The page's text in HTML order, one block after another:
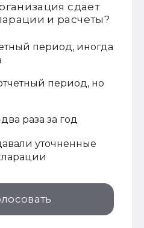
сдает
и расчеты?
период, иногда
период, но
раза за год
уточненные